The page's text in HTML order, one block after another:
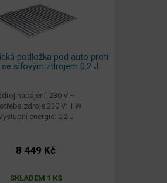
podložka pod auto proti
se síťovým zdrojem 0,2 J
napájení: 230 V ~
zdroje 230 V: 1 W
energie: 0,2 J
8 449 Kč
SKLADEM 1 KS